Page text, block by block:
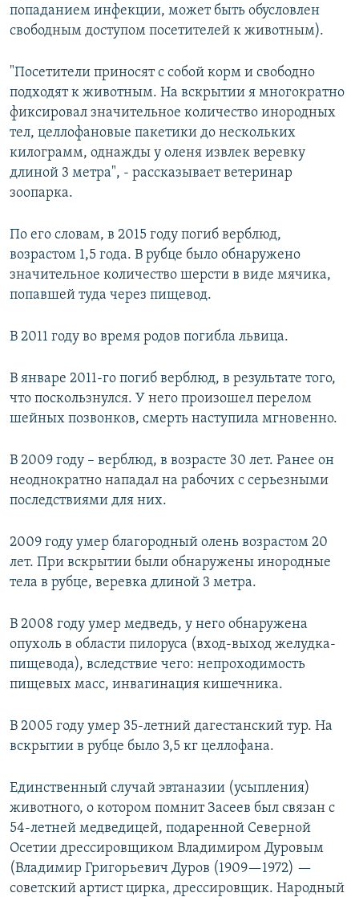
попаданием инфекции, может быть обусловлен
свободным доступом посетителей к животным).
"Посетители приносят с собой корм и свободно
подходят к животным. На вскрытии я многократно
фиксировал значительное количество инородных
тел, целлофановые пакетики до нескольких
килограмм, однажды у оленя извлек веревку
длиной 3 метра", - рассказывает ветеринар
зоопарка.
По его словам, в 2015 году погиб верблюд,
возрастом 1,5 года. В рубце было обнаружено
значительное количество шерсти в виде мячика,
попавшей туда через пищевод.
В 2011 году во время родов погибла львица.
В январе 2011-го погиб верблюд, в результате того,
что поскользнулся. У него произошел перелом
шейных позвонков, смерть наступила мгновенно.
В 2009 году – верблюд, в возрасте 30 лет. Ранее он
неоднократно нападал на рабочих с серьезными
последствиями для них.
2009 году умер благородный олень возрастом 20
лет. При вскрытии были обнаружены инородные
тела в рубце, веревка длиной 3 метра.
В 2008 году умер медведь, у него обнаружена
опухоль в области пилоруса (вход-выход желудка-
пищевода), вследствие чего: непроходимость
пищевых масс, инвагинация кишечника.
В 2005 году умер 35-летний дагестанский тур. На
вскрытии в рубце было 3,5 кг целлофана.
Единственный случай эвтаназии (усыпления)
животного, о котором помнит Засеев был связан с
54-летней медведицей, подаренной Северной
Осетии дрессировщиком Владимиром Дуровым
(Владимир Григорьевич Дуров (1909—1972) —
советский артист цирка, дрессировщик. Народный